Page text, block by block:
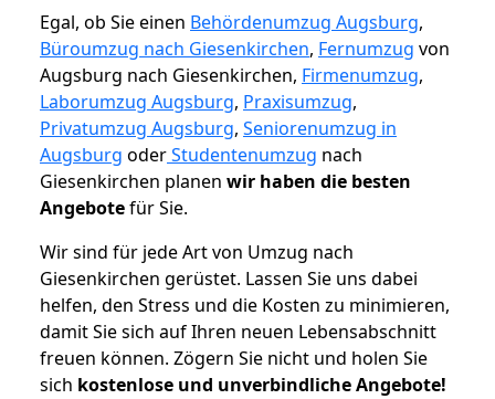
Egal, ob Sie einen Behördenumzug Augsburg,
Büroumzug nach Giesenkirchen, Fernumzug von
Augsburg nach Giesenkirchen, Firmenumzug,
Laborumzug Augsburg, Praxisumzug,
Privatumzug Augsburg, Seniorenumzug in
Augsburg oderStudentenumzug nach
Giesenkirchen planen wir haben die besten
Angebotefür Sie.
Wir sind für jede Art von Umzug nach
Giesenkirchen gerüstet. Lassen Sie uns dabei
helfen, den Stress und die Kosten zu minimieren,
damit Sie sich auf Ihren neuen Lebensabschnitt
freuen können. Zögern Sie nicht und holen Sie
sich kostenlose und unverbindliche Angebote!